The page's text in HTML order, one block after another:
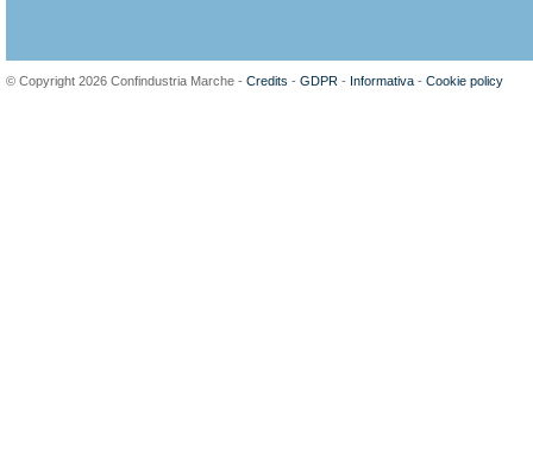
© Copyright 2026 Confindustria Marche - Credits - GDPR - Informativa - Cookie policy